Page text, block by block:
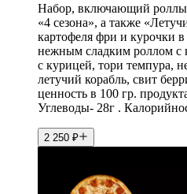
Набор, включающий
«4 сезона», а также
картофеля фри и курочки
нежным сладким роллом с
с курицей, тори темпура,
летучий корабль, свит
ценность в 100 гр.
Углеводы- 28г .
2 250 ₽